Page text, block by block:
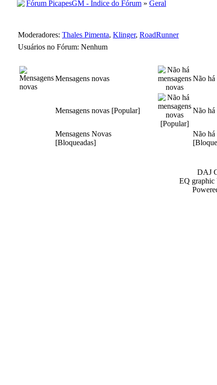
Fórum PicapesGM - Índice do Fórum » Geral
Moderadores: Thales Pimenta, Klinger, RoadRunner
Usuários no Fórum: Nenhum
Mensagens novas Não há
Mensagens novas [Popular] Não há
Mensagens Novas
[Bloqueadas]
Não há
DAJ
EQ graphic